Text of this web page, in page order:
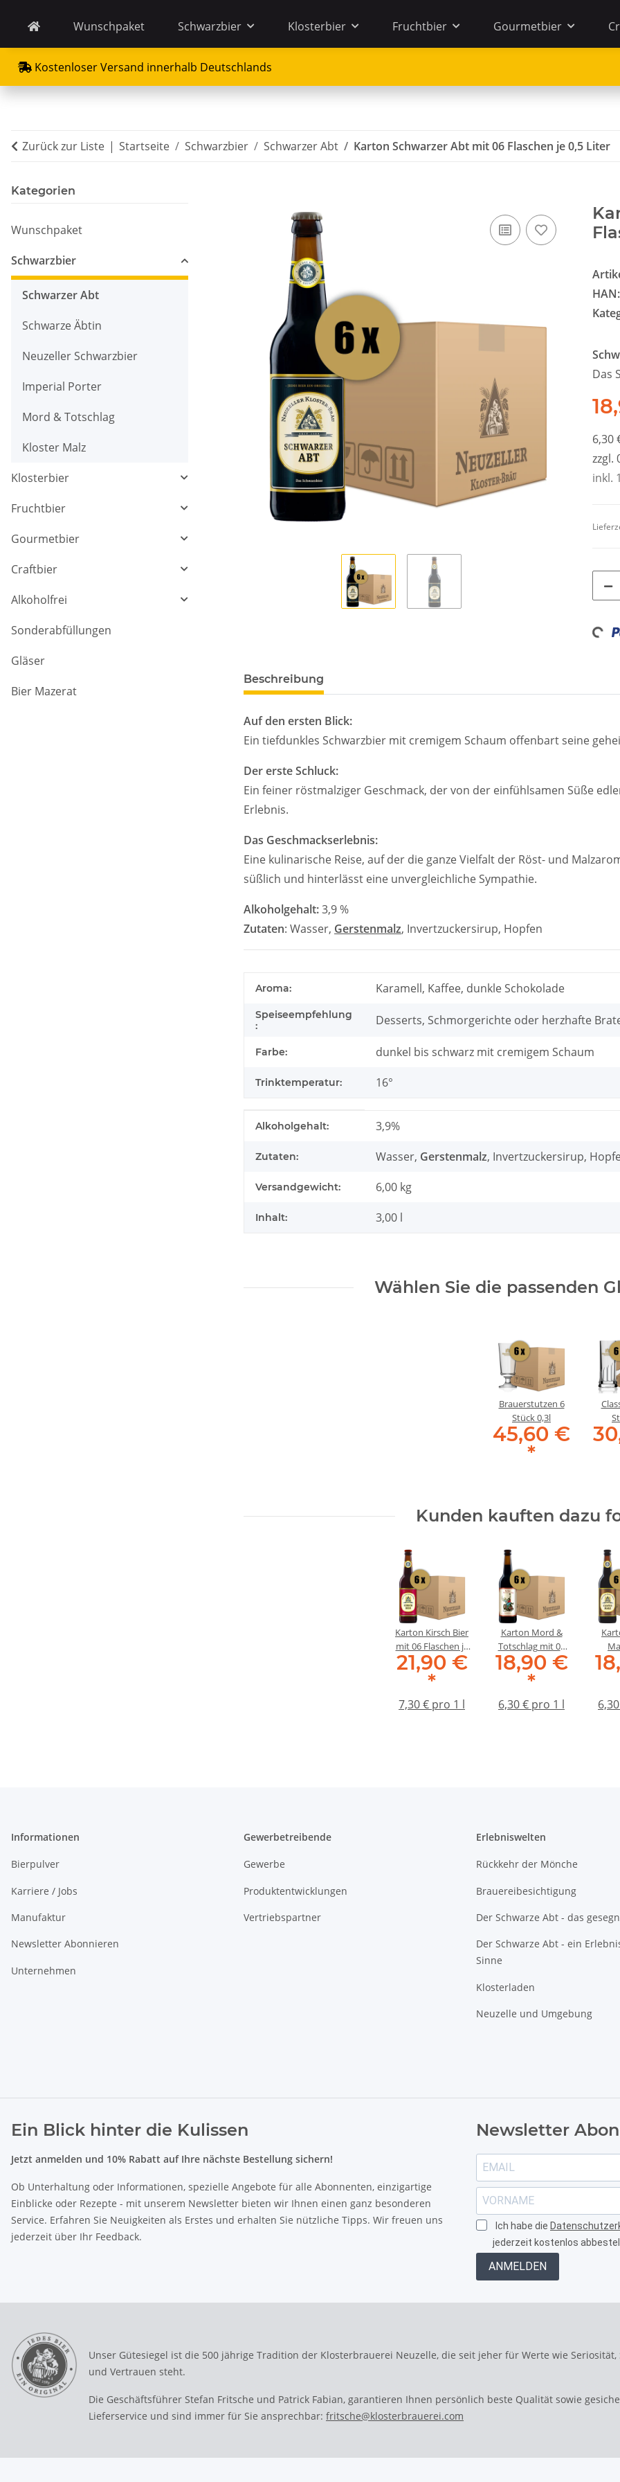
Wunschpaket Schwarzbier Klosterbier Fruchtbier Gourmetbier
Kostenloser Versand innerhalb Deutschlands
Zurück zur Liste Startseite Schwarzbier Schwarzer Abt Karton Schwarzer Abt mit 06 Flaschen je 0,5 Liter
HAN:
Das
6,30
zzgl.
inkl.
Beschreibung
Auf den ersten Blick:
Ein tiefdunkles Schwarzbier mit cremigem Schaum offenbart seine
Der erste Schluck:
Ein feiner röstmalziger Geschmack, der von der einfühlsamen Süße
Erlebnis.
Das Geschmackserlebnis:
Eine kulinarische Reise, auf der die ganze Vielfalt der Röst- und
süßlich und hinterlässt eine unvergleichliche Sympathie.
Alkoholgehalt:3,9 %
Zutaten: Wasser, Gerstenmalz, Invertzuckersirup, Hopfen
Aroma: Karamell, Kaffee, dunkle Schokolade
Speiseempfehlung
:
Desserts, Schmorgerichte oder herzhafte
Farbe: dunkel bis schwarz mit cremigem Schaum
Trinktemperatur: 16°
Produkteigenschaft
Wert
Alkoholgehalt: 3,9%
Zutaten: Wasser, Gerstenmalz, Invertzuckersirup,
Versandgewicht: 6,00 kg
Inhalt: 3,00 l
Wählen Sie die passenden
Brauerstutzen 6
Stück 0,3l
45,60 €
*
Kunden kauften dazu
Karton Kirsch Bier
mit 06 Flaschen je
0,5 Liter
21,90 €
*
7,30 € pro 1 l
Karton Mord &
Totschlag mit 06
Flaschen je 0,5
Liter
18,90 €
*
6,30 € pro 1 l
Kategorien
Wunschpaket
Schwarzbier
Schwarzer Abt
Schwarze Äbtin
Neuzeller Schwarzbier
Imperial Porter
Mord & Totschlag
Kloster Malz
Klosterbier
Fruchtbier
Gourmetbier
Craftbier
Alkoholfrei
Sonderabfüllungen
Gläser
Bier Mazerat
Informationen
Bierpulver
Karriere / Jobs
Manufaktur
Newsletter Abonnieren
Unternehmen
Gewerbetreibende
Gewerbe
Produktentwicklungen
Vertriebspartner
Erlebniswelten
Rückkehr der Mönche
Brauereibesichtigung
Der Schwarze Abt - das
Der Schwarze Abt - ein
Sinne
Klosterladen
Neuzelle und Umgebung
Ein Blick hinter die Kulissen
Jetzt anmelden und 10% Rabatt auf Ihre nächste Bestellung sichern!
Ob Unterhaltung oder Informationen, spezielle Angebote für alle Abonnenten, einzigartige
Einblicke oder Rezepte - mit unserem Newsletter bieten wir Ihnen einen ganz besonderen
Service. Erfahren Sie Neuigkeiten als Erstes und erhalten Sie nützliche Tipps. Wir freuen uns
jederzeit über Ihr Feedback.
Newsletter
Ich habe die
jederzeit kostenlos
ANMELDEN
Unser Gütesiegel ist die 500 jährige Tradition der Klosterbrauerei Neuzelle, die seit jeher für Werte wie Seriosität,
und Vertrauen steht.
Die Geschäftsführer Stefan Fritsche und Patrick Fabian, garantieren Ihnen persönlich beste Qualität sowie
Lieferservice und sind immer für Sie ansprechbar: fritsche@klosterbrauerei.com